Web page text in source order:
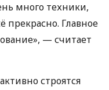
много техники,
прекрасно. Главное
— считает
строятся